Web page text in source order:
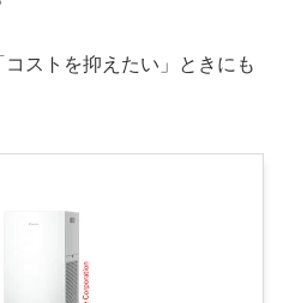
コストを抑えたい」ときにも